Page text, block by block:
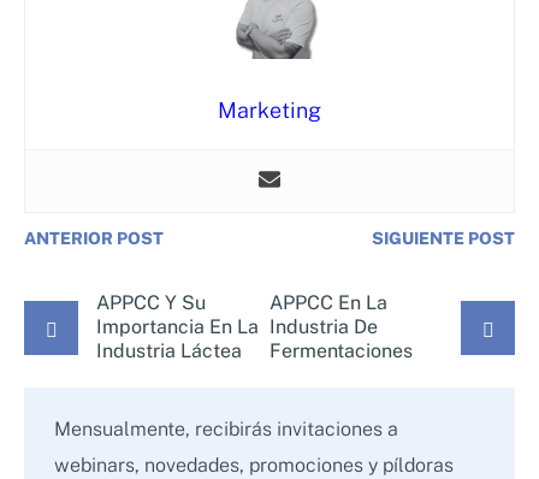
Marketing
ANTERIOR POST
APPCC Y Su
Importancia En La
Industria Láctea
SIGUIENTE POST
APPCC En La
Industria De
Fermentaciones
Mensualmente, recibirás invitaciones a
webinars, novedades, promociones y píldoras